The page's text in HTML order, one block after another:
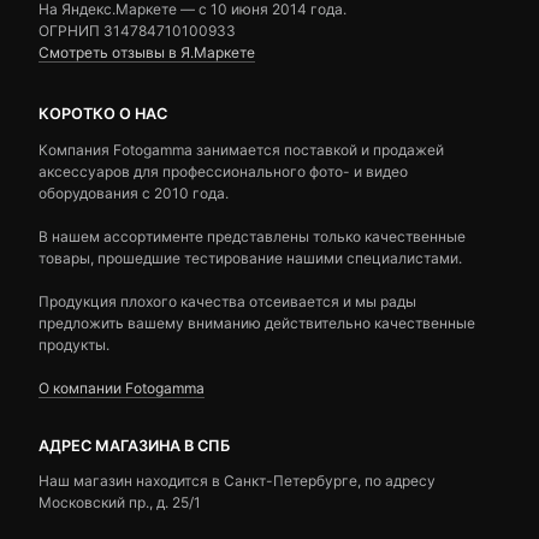
На Яндекс.Маркете — c 10 июня 2014 года.
ОГРНИП 314784710100933
Смотреть отзывы в Я.Маркете
КОРОТКО О НАС
Компания Fotogamma занимается поставкой и продажей
аксессуаров для профессионального фото- и видео
оборудования с 2010 года.
В нашем ассортименте представлены только качественные
товары, прошедшие тестирование нашими специалистами.
Продукция плохого качества отсеивается и мы рады
предложить вашему вниманию действительно качественные
продукты.
О компании Fotogamma
АДРЕС МАГАЗИНА В СПБ
Наш магазин находится в Санкт-Петербурге, по адресу
Московский пр., д. 25/1